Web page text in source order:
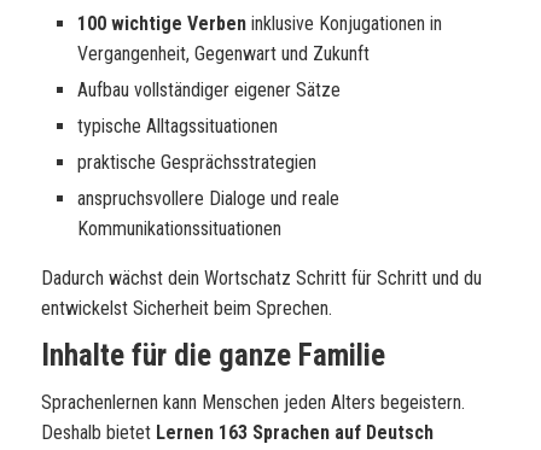
100 wichtige Verben inklusive Konjugationen in
Vergangenheit, Gegenwart und Zukunft
Aufbau vollständiger eigener Sätze
typische Alltagssituationen
praktische Gesprächsstrategien
anspruchsvollere Dialoge und reale
Kommunikationssituationen
Dadurch wächst dein Wortschatz Schritt für Schritt und du
entwickelst Sicherheit beim Sprechen.
Inhalte für die ganze Familie
Sprachenlernen kann Menschen jeden Alters begeistern.
Deshalb bietet Lernen 163 Sprachen auf Deutsch